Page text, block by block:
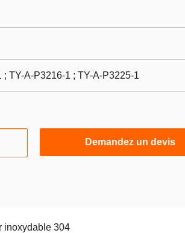
; TY-A-P3216-1 ; TY-A-P3225-1
Demandez un devis
inoxydable 304